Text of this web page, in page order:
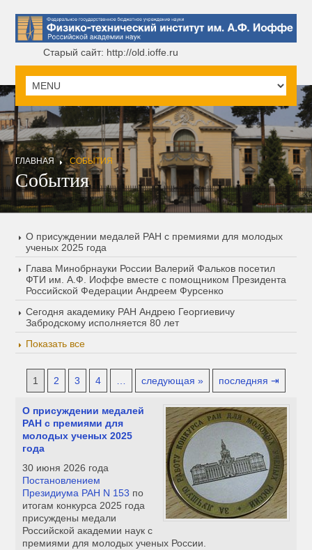
Старый сайт: http://old.ioffe.ru
ГЛАВНАЯ СОБЫТИЯ
События
О присуждении медалей РАН с премиями для молодых
ученых 2025 года
Глава Минобрнауки России Валерий Фальков посетил
ФТИ им. А.Ф. Иоффе вместе с помощником Президента
Российской Федерации Андреем Фурсенко
Сегодня академику РАН Андрею Георгиевичу
Забродскому исполняется 80 лет
Показать все
1 2 3 4 следующая » последняя ⇥
О присуждении медалей
РАН с премиями для
молодых ученых 2025
года
30 июня 2026 года
Постановлением
Президиума РАН N 153 по
итогам конкурса 2025 года
присуждены медали
Российской академии наук с
премиями для молодых ученых России.